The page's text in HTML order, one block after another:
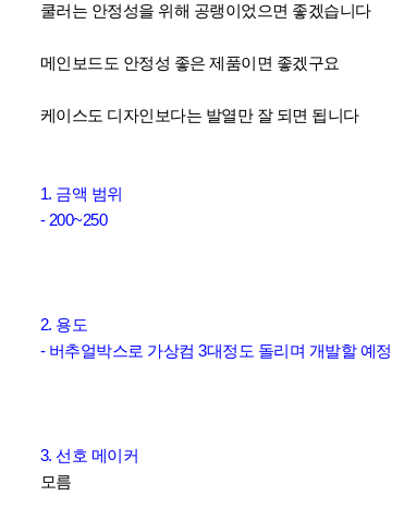
쿨러는 안정성을 위해 공랭이었으면 좋겠습니다
메인보드도 안정성 좋은 제품이면 좋겠구요
케이스도 디자인보다는 발열만 잘 되면 됩니다
1. 금액 범위
- 200~250
2. 용도
- 버추얼박스로 가상컴 3대정도 돌리며 개발할 예정
3. 선호 메이커
모름